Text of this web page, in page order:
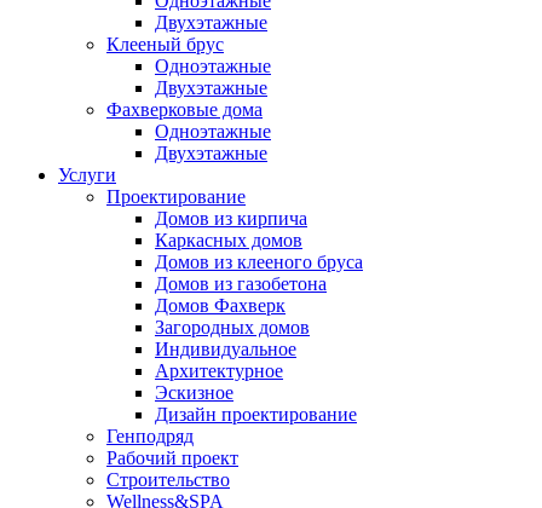
Двухэтажные
Клееный брус
Одноэтажные
Двухэтажные
Фахверковые дома
Одноэтажные
Двухэтажные
Услуги
Проектирование
Домов из кирпича
Каркасных домов
Домов из клееного бруса
Домов из газобетона
Домов Фахверк
Загородных домов
Индивидуальное
Архитектурное
Эскизное
Дизайн проектирование
Генподряд
Рабочий проект
Строительство
Wellness&SPA